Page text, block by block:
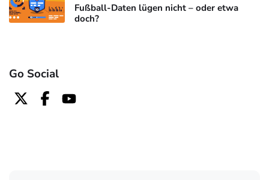
Fußball-Daten lügen nicht – oder etwa
doch?
Go Social